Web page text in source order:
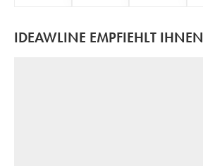
IDEAWLINE EMPFIEHLT IHNEN